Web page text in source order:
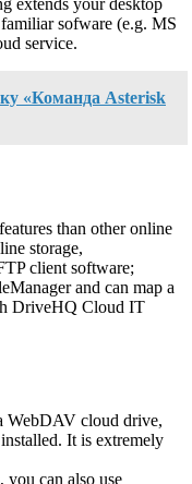
extends your desktop
sofware (e.g. MS
service.
«Команда Asterisk
than other online
storage,
client software;
and can map a
DriveHQ Cloud IT
WebDAV cloud drive,
It is extremely
can also use